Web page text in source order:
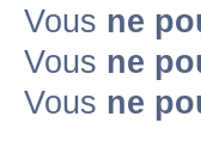
Vous ne
Vous ne
Vous ne